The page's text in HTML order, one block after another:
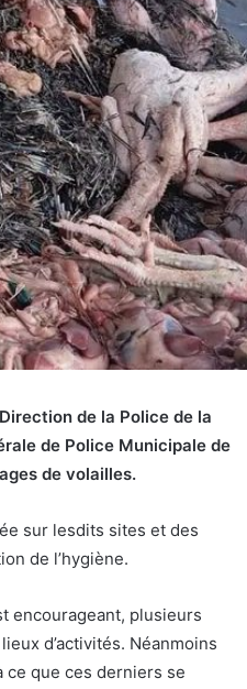
de la Police de la
de Police Municipale de
de volailles.
sur lesdits sites et des
de l’hygiène.
encourageant, plusieurs
d’activités. Néanmoins
ce que ces derniers se